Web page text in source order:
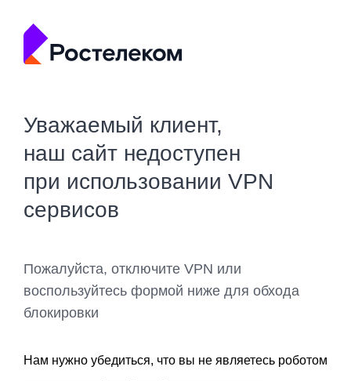
Уважаемый клиент,
наш сайт недоступен
при использовании VPN
сервисов
Пожалуйста, отключите VPN или
воспользуйтесь формой ниже для обхода
блокировки
Нам нужно убедиться, что вы не являетесь роботом